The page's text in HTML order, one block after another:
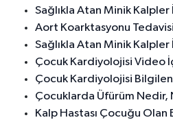
Sağlıkla Atan Minik Kalpler
Aort Koarktasyonu
Sağlıkla Atan Minik Kalpler
Çocuk Kardiyolojisi Video
Çocuk Kardiyolojisi
Çocuklarda Üfürüm
Kalp Hastası Çocuğu